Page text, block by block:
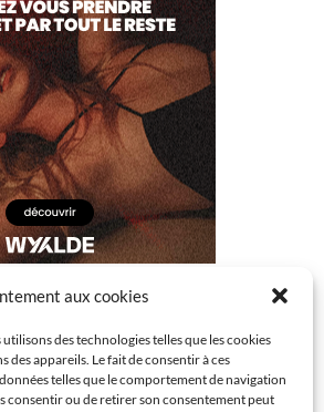
aux cookies
des technologies telles que les cookies
appareils. Le fait de consentir à ces
telles que le comportement de navigation
consentir ou de retirer son consentement peut